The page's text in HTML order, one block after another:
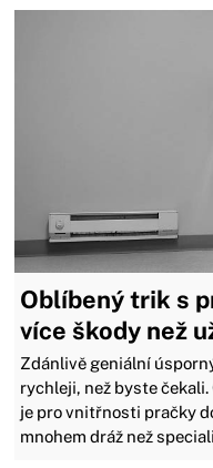
Oblíbený trik s
více škody než
Zdánlivě geniální
rychleji, než byste
je pro vnitřnosti pračky
mnohem dráž než